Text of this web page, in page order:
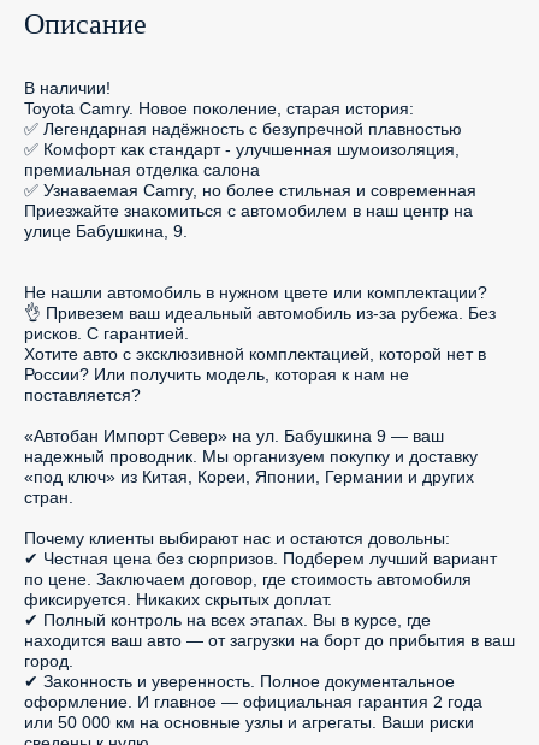
Описание
В наличии!
Toyota Camry. Новое поколение, старая история:
✅ Легендарная надёжность с безупречной плавностью
✅ Комфорт как стандарт - улучшенная шумоизоляция,
премиальная отделка салона
✅ Узнаваемая Camry, но более стильная и современная
Приезжайте знакомиться с автомобилем в наш центр на
улице Бабушкина, 9.
Не нашли автомобиль в нужном цвете или комплектации?
👌 Привезем ваш идеальный автомобиль из-за рубежа. Без
рисков. С гарантией.
Хотите авто с эксклюзивной комплектацией, которой нет в
России? Или получить модель, которая к нам не
поставляется?
«Автобан Импорт Север» на ул. Бабушкина 9 — ваш
надежный проводник. Мы организуем покупку и доставку
«под ключ» из Китая, Кореи, Японии, Германии и других
стран.
Почему клиенты выбирают нас и остаются довольны:
✔ Честная цена без сюрпризов. Подберем лучший вариант
по цене. Заключаем договор, где стоимость автомобиля
фиксируется. Никаких скрытых доплат.
✔ Полный контроль на всех этапах. Вы в курсе, где
находится ваш авто — от загрузки на борт до прибытия в ваш
город.
✔ Законность и уверенность. Полное документальное
оформление. И главное — официальная гарантия 2 года
или 50 000 км на основные узлы и агрегаты. Ваши риски